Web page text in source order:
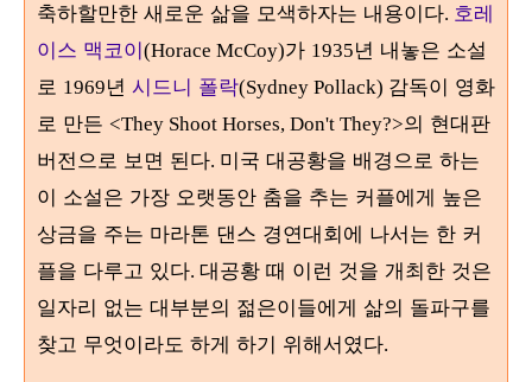
축하할만한 새로운 삶을 모색하자는 내용이다. 호레
이스 맥코이(Horace McCoy)가 1935년 내놓은 소설
로 1969년 시드니 폴락(Sydney Pollack) 감독이 영화
로 만든 <They Shoot Horses, Don't They?>의 현대판
버전으로 보면 된다. 미국 대공황을 배경으로 하는
이 소설은 가장 오랫동안 춤을 추는 커플에게 높은
상금을 주는 마라톤 댄스 경연대회에 나서는 한 커
플을 다루고 있다. 대공황 때 이런 것을 개최한 것은
일자리 없는 대부분의 젊은이들에게 삶의 돌파구를
찾고 무엇이라도 하게 하기 위해서였다.